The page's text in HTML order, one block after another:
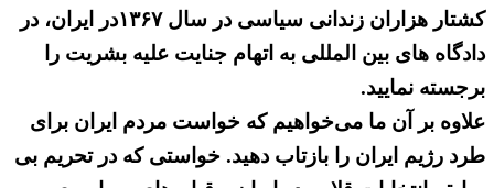
کشتار هزاران زندانی سیاسی در سال ۱۳۶۷در ایران، در
دادگاه های بین المللی به اتهام جنایت علیه بشریت را
برجسته نمایید.
علاوه بر آن ما می‌خواهیم که خواست مردم ایران برای
طرد رژیم ایران را بازتاب دهید. خواستی که در تحریم بی